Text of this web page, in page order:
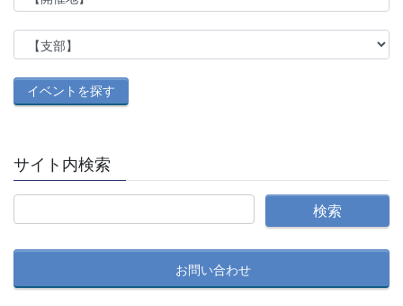
サイト内検索
お問い合わせ